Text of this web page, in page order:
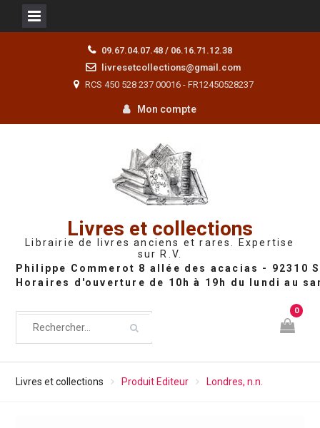
09.67.04.07.48 / 06.16.71.12.38
livresetcollections@gmail.com
RCS 450 528 237 00016 - FR12450528237
Mon compte
Livres et collections
Librairie de livres anciens et rares. Expertise
sur R.V.
0
Livres et collections Produit Editeur Londres, n.n.